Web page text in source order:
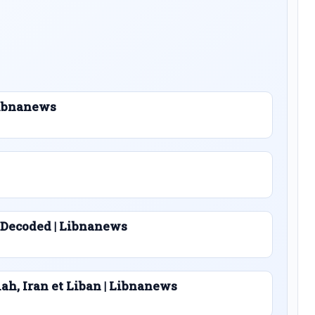
| Libnanews
Iran et Liban | Libnanews